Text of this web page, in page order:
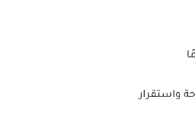
واستقرار